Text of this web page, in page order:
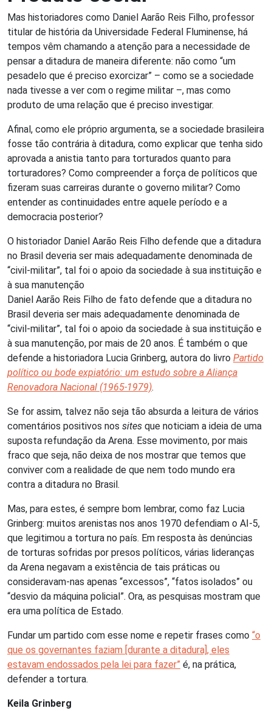
Mas historiadores como Daniel Aarão Reis Filho, professor
titular de história da Universidade Federal Fluminense, há
tempos vêm chamando a atenção para a necessidade de
pensar a ditadura de maneira diferente: não como “um
pesadelo que é preciso exorcizar” – como se a sociedade
nada tivesse a ver com o regime militar –, mas como
produto de uma relação que é preciso investigar.
Afinal, como ele próprio argumenta, se a sociedade brasileira
fosse tão contrária à ditadura, como explicar que tenha sido
aprovada a anistia tanto para torturados quanto para
torturadores? Como compreender a força de políticos que
fizeram suas carreiras durante o governo militar? Como
entender as continuidades entre aquele período e a
democracia posterior?
O historiador Daniel Aarão Reis Filho defende que a ditadura
no Brasil deveria ser mais adequadamente denominada de
“civil-militar”, tal foi o apoio da sociedade à sua instituição e
à sua manutenção
Daniel Aarão Reis Filho de fato defende que a ditadura no
Brasil deveria ser mais adequadamente denominada de
“civil-militar”, tal foi o apoio da sociedade à sua instituição e
à sua manutenção, por mais de 20 anos. É também o que
defende a historiadora Lucia Grinberg, autora do livro Partido
político ou bode expiatório: um estudo sobre a Aliança
Renovadora Nacional (1965-1979).
Se for assim, talvez não seja tão absurda a leitura de vários
comentários positivos nos sites que noticiam a ideia de uma
suposta refundação da Arena. Esse movimento, por mais
fraco que seja, não deixa de nos mostrar que temos que
conviver com a realidade de que nem todo mundo era
contra a ditadura no Brasil.
Mas, para estes, é sempre bom lembrar, como faz Lucia
Grinberg: muitos arenistas nos anos 1970 defendiam o AI-5,
que legitimou a tortura no país. Em resposta às denúncias
de torturas sofridas por presos políticos, várias lideranças
da Arena negavam a existência de tais práticas ou
consideravam-nas apenas “excessos”, “fatos isolados” ou
“desvio da máquina policial”. Ora, as pesquisas mostram que
era uma política de Estado.
Fundar um partido com esse nome e repetir frases como “o
que os governantes faziam [durante a ditadura], eles
estavam endossados pela lei para fazer” é, na prática,
defender a tortura.
Keila Grinberg